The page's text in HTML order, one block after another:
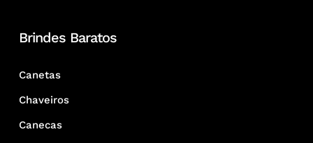
Brindes Baratos
Canetas
Chaveiros
Canecas